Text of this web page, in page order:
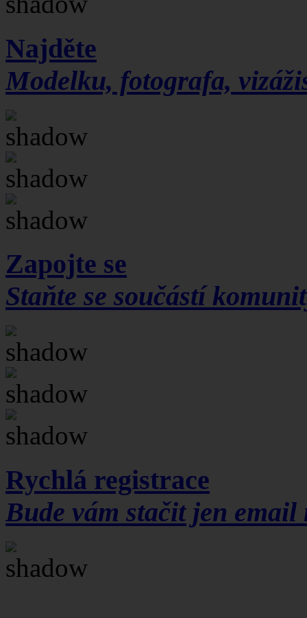
Najděte
Modelku, fotografa,
Zapojte se
Staňte se součástí
Rychlá registrace
Bude vám stačit jen